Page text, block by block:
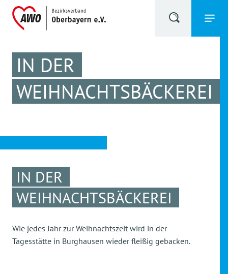
IN DER
WEIHNACHTSBÄCKEREI
IN DER
WEIHNACHTSBÄCKEREI
Wie jedes Jahr zur Weihnachtszeit wird in der
Tagesstätte in Burghausen wieder fleißig gebacken.